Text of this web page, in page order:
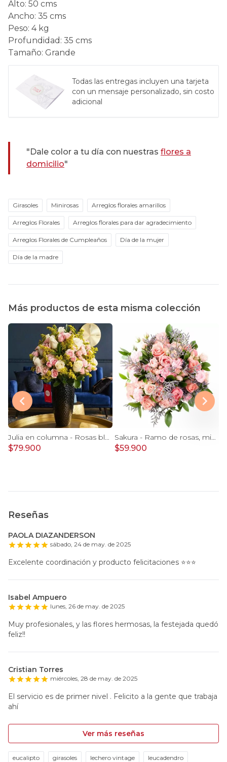
Alto: 50 cms
Ancho: 35 cms
Peso: 4 kg
Profundidad : 35 cms
Tamaño: Grande
Todas las entregas incluyen una tarjeta
con un mensaje personalizado, sin costo
adicional
"Dale color a tu día con nuestras flores a
domicilio"
Girasoles Minirosas Arreglos florales amarillos
Arreglos Florales Arreglos florales para dar agradecimiento
Arreglos Florales de Cumpleaños Día de la mujer
Día de la madre
Más productos de esta misma colección
Julia en columna - Rosas blancas, minirosas rosadas
$79.900
Sakura - Ramo de rosas, mini rosas, mini claveles y limonium en tonos rosados
$59.900
Reseñas
PAOLA DIAZANDERSON
sábado, 24 de may. de 2025
Excelente coordinación y producto felicitaciones ⭐️⭐️⭐️
Isabel Ampuero
lunes, 26 de may. de 2025
Muy profesionales, y las flores hermosas, la festejada quedó
feliz!!
Cristian Torres
miércoles, 28 de may. de 2025
El servicio es de primer nivel . Felicito a la gente que trabaja
ahí
Ver más reseñas
eucalipto girasoles lechero vintage leucadendro